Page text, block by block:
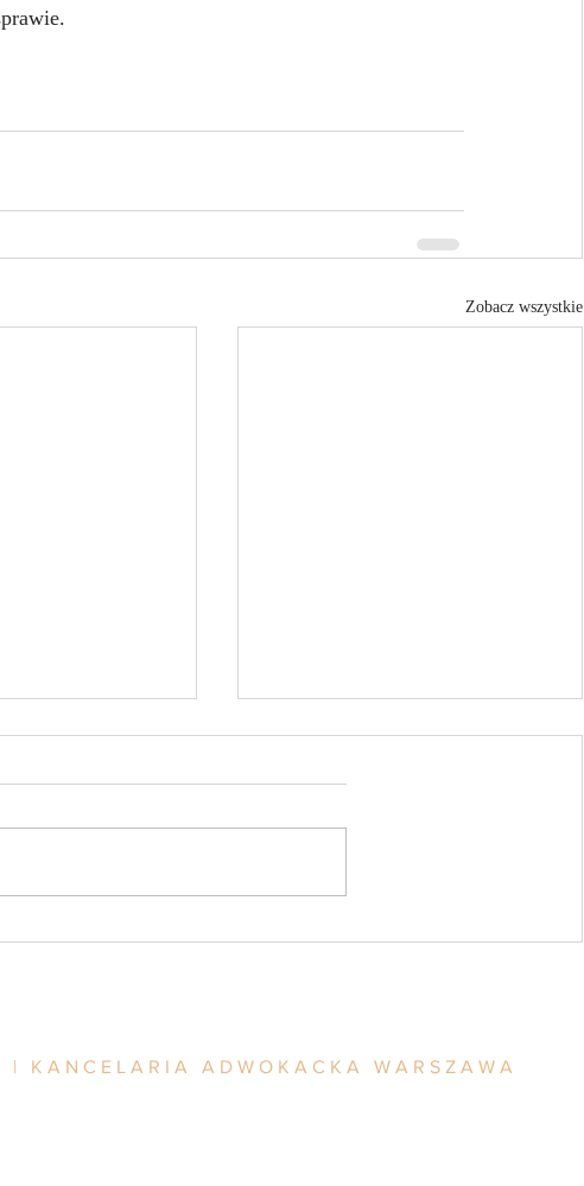
Zobacz wszystkie
KANCELARIA ADWOKACKA WARSZAWA